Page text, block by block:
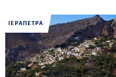
ΙΕΡΑΠΕΤΡΑ